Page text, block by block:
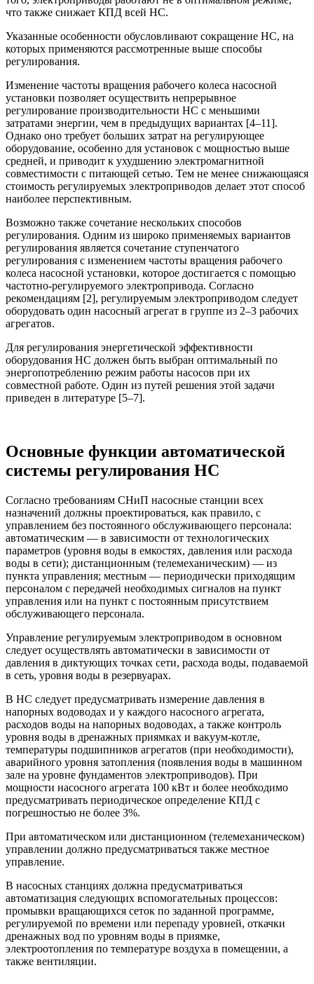
что также снижает КПД всей НС.
Указанные особенности обусловливают сокращение НС, на
которых применяются рассмотренные выше способы
регулирования.
Изменение частоты вращения рабочего колеса насосной
установки позволяет осуществить непрерывное
регулирование производительности НС с меньшими
затратами энергии, чем в предыдущих вариантах [4–11].
Однако оно требует больших затрат на регулирующее
оборудование, особенно для установок с мощностью выше
средней, и приводит к ухудшению электромагнитной
совместимости с питающей сетью. Тем не менее снижающаяся
стоимость регулируемых электроприводов делает этот способ
наиболее перспективным.
Возможно также сочетание нескольких способов
регулирования. Одним из широко применяемых вариантов
регулирования является сочетание ступенчатого
регулирования с изменением частоты вращения рабочего
колеса насосной установки, которое достигается с помощью
частотно-регулируемого электропривода. Согласно
рекомендациям [2], регулируемым электроприводом следует
оборудовать один насосный агрегат в группе из 2–3 рабочих
агрегатов.
Для регулирования энергетической эффективности
оборудования НС должен быть выбран оптимальный по
энергопотреблению режим работы насосов при их
совместной работе. Один из путей решения этой задачи
приведен в литературе [5–7].
Основные функции автоматической
системы регулирования НС
Согласно требованиям СНиП насосные станции всех
назначений должны проектироваться, как правило, с
управлением без постоянного обслуживающего персонала:
автоматическим — в зависимости от технологических
параметров (уровня воды в емкостях, давления или расхода
воды в сети); дистанционным (телемеханическим) — из
пункта управления; местным — периодически приходящим
персоналом с передачей необходимых сигналов на пункт
управления или на пункт с постоянным присутствием
обслуживающего персонала.
Управление регулируемым электроприводом в основном
следует осуществлять автоматически в зависимости от
давления в диктующих точках сети, расхода воды, подаваемой
в сеть, уровня воды в резервуарах.
В НС следует предусматривать измерение давления в
напорных водоводах и у каждого насосного агрегата,
расходов воды на напорных водоводах, а также контроль
уровня воды в дренажных приямках и вакуум-котле,
температуры подшипников агрегатов (при необходимости),
аварийного уровня затопления (появления воды в машинном
зале на уровне фундаментов электроприводов). При
мощности насосного агрегата 100 кВт и более необходимо
предусматривать периодическое определение КПД с
погрешностью не более 3%.
При автоматическом или дистанционном (телемеханическом)
управлении должно предусматриваться также местное
управление.
В насосных станциях должна предусматриваться
автоматизация следующих вспомогательных процессов:
промывки вращающихся сеток по заданной программе,
регулируемой по времени или перепаду уровней, откачки
дренажных вод по уровням воды в приямке,
электроотопления по температуре воздуха в помещении, а
также вентиляции.